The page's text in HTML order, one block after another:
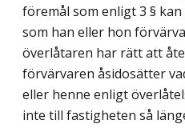
föremål som enligt 3 §
som han eller hon
överlåtaren har rätt att
förvärvaren åsidosätter
eller henne enligt
inte till fastigheten så